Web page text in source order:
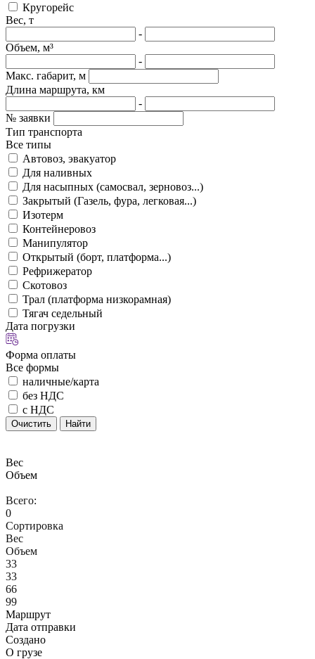
Кругорейс
Вес, т
-
Объем, м³
-
Макс. габарит, м
Длина маршрута, км
-
№ заявки
Тип транспорта
Все типы
Автовоз, эвакуатор
Для наливных
Для насыпных (самосвал, зерновоз...)
Закрытый (Газель, фура, легковая...)
Изотерм
Контейнеровоз
Манипулятор
Открытый (борт, платформа...)
Рефрижератор
Скотовоз
Трал (платформа низкорамная)
Тягач седельный
Дата погрузки
Форма оплаты
Все формы
наличные/карта
без НДС
с НДС
Очистить Найти
Вес
Объем
Всего:
0
Сортировка
Вес
Объем
33
33
66
99
Маршрут
Дата отправки
Создано
О грузе